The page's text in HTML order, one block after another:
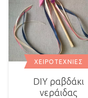
ΧΕΙΡΟΤΕΧΝΊΕΣ
DIY ραβδάκι
νεράιδας